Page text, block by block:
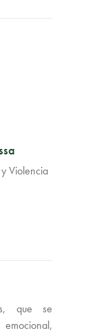
Violencia
que se